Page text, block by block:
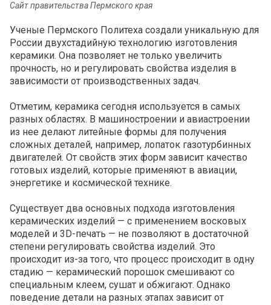
Сайт правительства Пермского края
Ученые Пермского Политеха создали уникальную для
России двухстадийную технологию изготовления
керамики. Она позволяет не только увеличить
прочность, но и регулировать свойства изделия в
зависимости от производственных задач.
Отметим, керамика сегодня используется в самых
разных областях. В машиностроении и авиастроении
из нее делают литейные формы для получения
сложных деталей, например, лопаток газотурбинных
двигателей. От свойств этих форм зависит качество
готовых изделий, которые применяют в авиации,
энергетике и космической технике.
Существует два основных подхода изготовления
керамических изделий — с применением восковых
моделей и 3D-печать — не позволяют в достаточной
степени регулировать свойства изделий. Это
происходит из-за того, что процесс происходит в одну
стадию — керамический порошок смешивают со
специальным клеем, сушат и обжигают. Однако
поведение детали на разных этапах зависит от